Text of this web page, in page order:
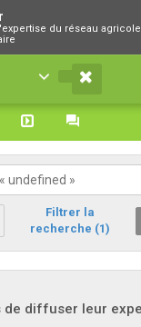
du réseau
du
agroalimentaire
Filtrer la
recherche (1)
de diffuser leur